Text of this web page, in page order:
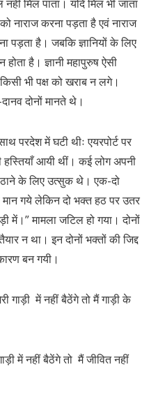
मिल पाता। यदि मिल भी जाता
नाराज करना पड़ता है एवं नाराज
पड़ता है। जबकि ज्ञानियों के लिए
है। ज्ञानी महापुरुष ऐसी
भी पक्ष को खराब न लगे।
दोनों मानते थे।
परदेश में घटी थीः एयरपोर्ट पर
आयी थीं। कई लोग अपनी
के लिए उत्सुक थे। एक-दो
गये लेकिन दो भक्त हठ पर उतर
में।” मामला जटिल हो गया। दोनों
न था। इन दोनों भक्तों की जिद्द
बन गयी।
गाड़ी में नहीं बैठेंगे तो मैं गाड़ी के
में नहीं बैठेंगे तो मैं जीवित नहीं